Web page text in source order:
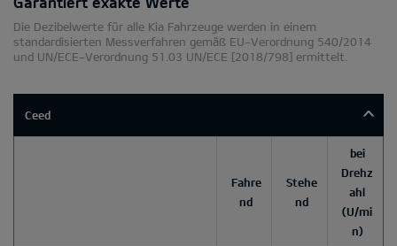
Die Dezibelwerte für alle Kia Fahrzeuge werden in einem
standardisierten Messverfahren gemäß EU-Verordnung 540/2014
und UN/ECE-Verordnung 51.03 UN/ECE [2018/798] ermittelt.
Ceed
Fahre
nd
Stehe
nd
bei
Drehz
ahl
(U/mi
n)